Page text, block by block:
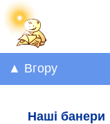
▲ Вгору
Наші банери